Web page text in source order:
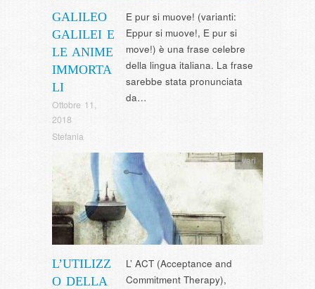
GALILEO
GALILEI E
LE ANIME
IMMORTA
LI
Ottobre 11,
2018
Stefania
E pur si muove! (varianti:
Eppur si muove!, E pur si
move!) è una frase celebre
della lingua italiana. La frase
sarebbe stata pronunciata
da…
L’UTILIZZ
O DELLA
vari
L’ ACT (Acceptance and
Commitment Therapy),